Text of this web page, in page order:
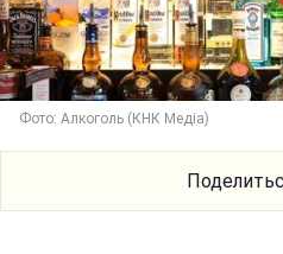
Фото: Алкоголь (КНК Медіа)